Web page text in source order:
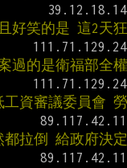
好笑的是 這2天
過的是衛福部全
資審議委員會
拉倒 給政府決定